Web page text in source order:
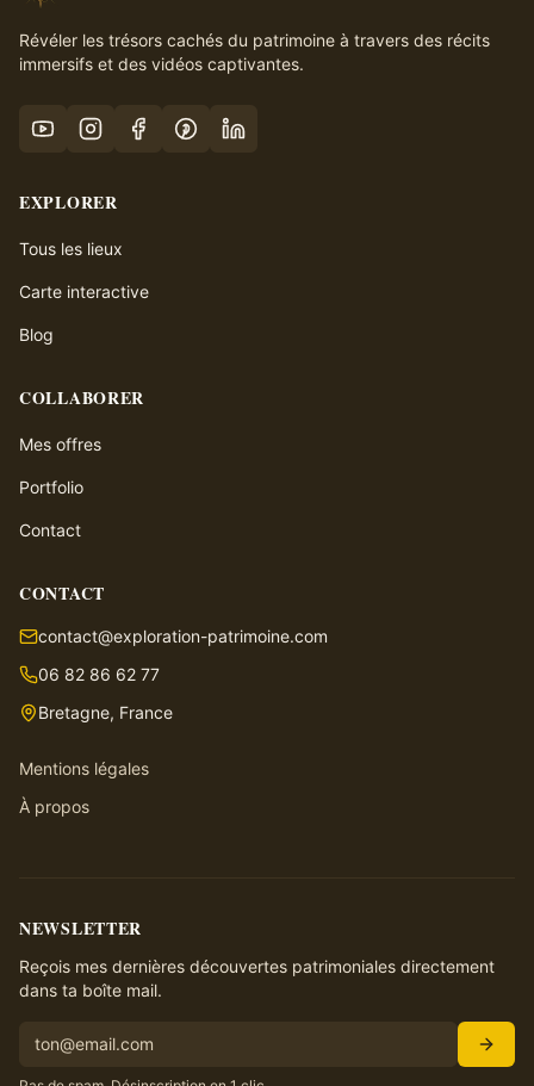
Révéler les trésors cachés du patrimoine à travers des récits
immersifs et des vidéos captivantes.
EXPLORER
Tous les lieux
Carte interactive
Blog
COLLABORER
Mes offres
Portfolio
Contact
CONTACT
contact@exploration-patrimoine.com
06 82 86 62 77
Bretagne, France
Mentions légales
À propos
NEWSLETTER
Reçois mes dernières découvertes patrimoniales directement
dans ta boîte mail.